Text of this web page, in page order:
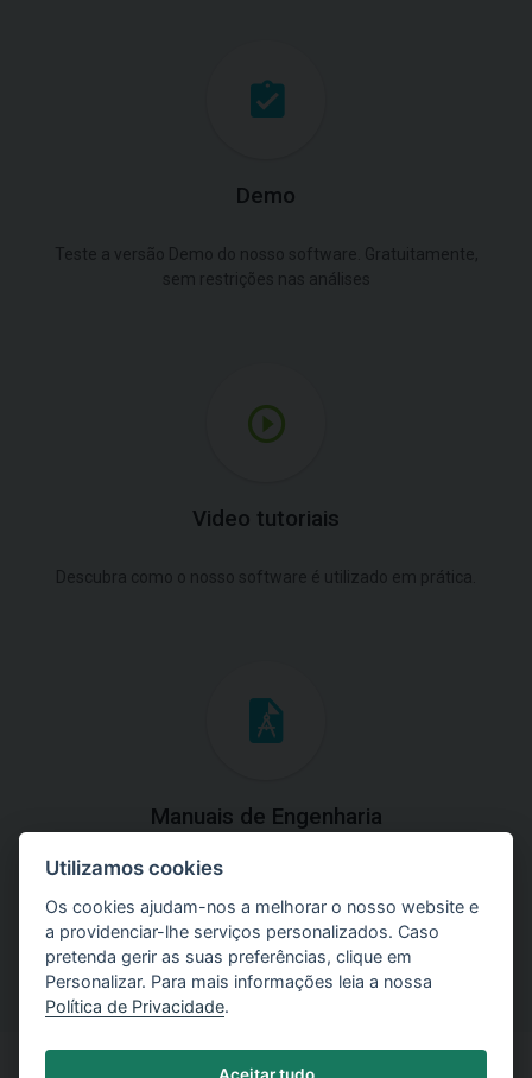
Demo
Teste a versão Demo do nosso software. Gratuitamente,
sem restrições nas análises
Video tutoriais
Descubra como o nosso software é utilizado em prática.
Manuais de Engenharia
Baixe os manuais com explicações práticas e teóricas do
uso do software.
Utilizamos cookies
Os cookies ajudam-nos a melhorar o nosso website e
a providenciar-lhe serviços personalizados. Caso
pretenda gerir as suas preferências, clique em
Personalizar. Para mais informações leia a nossa
Política de Privacidade.